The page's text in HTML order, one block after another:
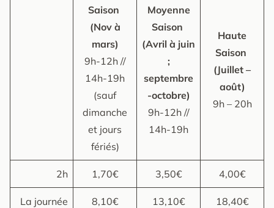
Saison
(Nov à
mars)
9h-12h //
14h-19h
(sauf
dimanche
et jours
fériés)
Moyenne
Saison
(Avril à juin
;
septembre
-octobre)
9h-12h //
14h-19h
Haute
Saison
(Juillet –
août)
9h – 20h
2h 1,70€ 3,50€ 4,00€
La journée 8,10€ 13,10€ 18,40€